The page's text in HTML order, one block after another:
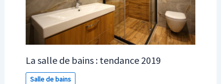
La salle de bains : tendance 2019
Salle de bains